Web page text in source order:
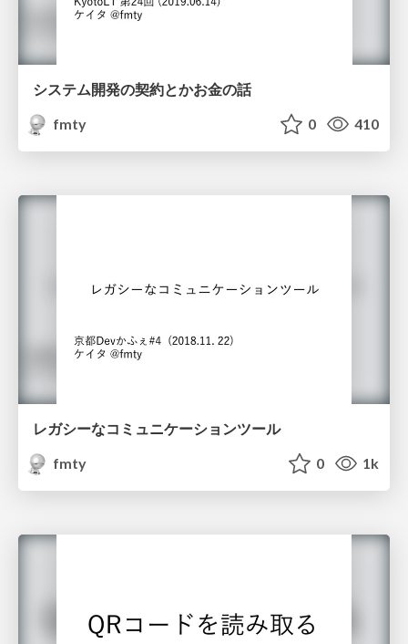
システム開発の契約とかお⾦の話
fmty
0 410
レガシーなコミュニケーションツール
fmty
0 1k